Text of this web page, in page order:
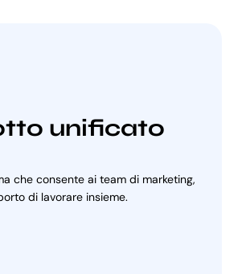
unificato
che consente ai team di marketing,
di lavorare insieme.